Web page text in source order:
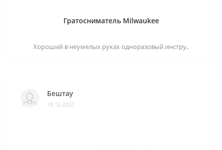
Гратосниматель Milwaukee
Хороший в неумелых руках одноразовый инстру..
Бештау
18.12.2022